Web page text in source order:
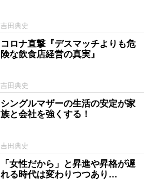
吉田典史
コロナ直撃『デスマッチよりも危
険な飲食店経営の真実』
吉田典史
シングルマザーの生活の安定が家
族と会社を強くする！
吉田典史
「女性だから」と昇進や昇格が遅
れる時代は変わりつつあり…